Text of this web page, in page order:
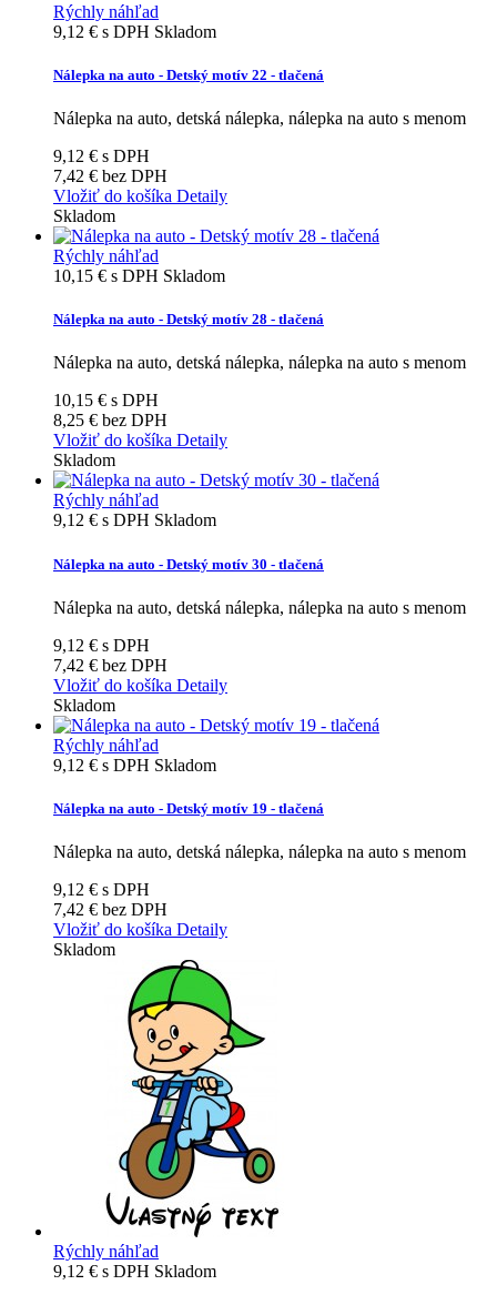
Rýchly náhľad
9,12 € s DPH Skladom
Nálepka na auto - Detský motív 22 - tlačená
Nálepka na auto, detská nálepka, nálepka na auto s menom
9,12 € s DPH
7,42 € bez DPH
Vložiť do košíka Detaily
Skladom
Rýchly náhľad
10,15 € s DPH Skladom
Nálepka na auto - Detský motív 28 - tlačená
Nálepka na auto, detská nálepka, nálepka na auto s menom
10,15 € s DPH
8,25 € bez DPH
Vložiť do košíka Detaily
Skladom
Rýchly náhľad
9,12 € s DPH Skladom
Nálepka na auto - Detský motív 30 - tlačená
Nálepka na auto, detská nálepka, nálepka na auto s menom
9,12 € s DPH
7,42 € bez DPH
Vložiť do košíka Detaily
Skladom
Rýchly náhľad
9,12 € s DPH Skladom
Nálepka na auto - Detský motív 19 - tlačená
Nálepka na auto, detská nálepka, nálepka na auto s menom
9,12 € s DPH
7,42 € bez DPH
Vložiť do košíka Detaily
Skladom
Rýchly náhľad
9,12 € s DPH Skladom